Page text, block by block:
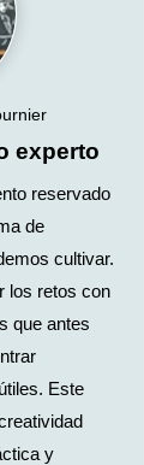
experto
reservado
de
cultivar.
los retos con
que antes
Este
y